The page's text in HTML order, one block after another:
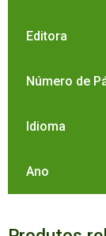
Editora
Número de
Idioma
Ano